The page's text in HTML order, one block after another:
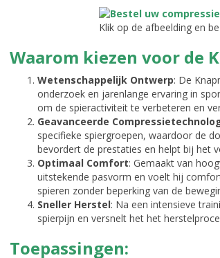
Klik op de afbeelding en
Waarom kiezen voor de
Wetenschappelijk Ontwerp: De
onderzoek en jarenlange ervaring in
om de spieractiviteit te verbeteren en
Geavanceerde
specifieke spiergroepen, waardoor de
bevordert de prestaties en helpt bij het
Optimaal Comfort: Gemaakt van
uitstekende pasvorm en voelt hij
spieren zonder beperking van de
Sneller Herstel: Na een intensieve
spierpijn en versnelt het het
Toepassingen: